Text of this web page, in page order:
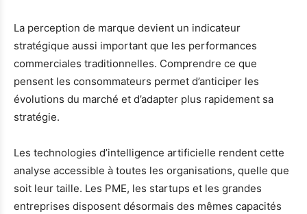
La perception de marque devient un indicateur
stratégique aussi important que les performances
commerciales traditionnelles. Comprendre ce que
pensent les consommateurs permet d’anticiper les
évolutions du marché et d’adapter plus rapidement sa
stratégie.
Les technologies d’intelligence artificielle rendent cette
analyse accessible à toutes les organisations, quelle que
soit leur taille. Les PME, les startups et les grandes
entreprises disposent désormais des mêmes capacités